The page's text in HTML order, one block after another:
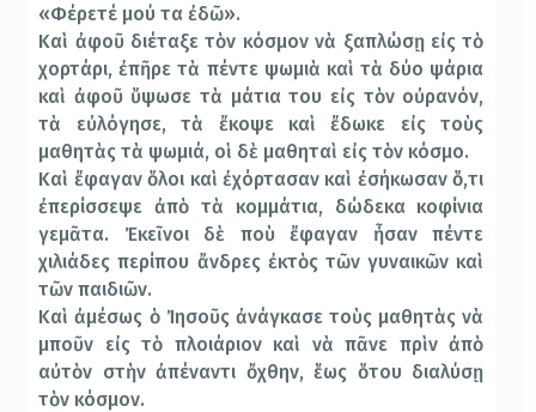
«Φέρετέ μού τα ἐδῶ».
Καὶ ἀφοῦ διέταξε τὸν κόσμον νὰ ξαπλώσῃ εἰς τὸ
χορτάρι, ἐπῆρε τὰ πέντε ψωμιὰ καὶ τὰ δύο ψάρια
καὶ ἀφοῦ ὕψωσε τὰ μάτια του εἰς τὸν οὐρανόν,
τὰ εὐλόγησε, τὰ ἔκοψε καὶ ἔδωκε εἰς τοὺς
μαθητὰς τὰ ψωμιά, οἱ δὲ μαθηταὶ εἰς τὸν κόσμο.
Καὶ ἔφαγαν ὅλοι καὶ ἐχόρτασαν καὶ ἐσήκωσαν ὅ,τι
ἐπερίσσεψε ἀπὸ τὰ κομμάτια, δώδεκα κοφίνια
γεμᾶτα. Ἐκεῖνοι δὲ ποὺ ἔφαγαν ἦσαν πέντε
χιλιάδες περίπου ἄνδρες ἐκτὸς τῶν γυναικῶν καὶ
τῶν παιδιῶν.
Καὶ ἀμέσως ὁ Ἰησοῦς ἀνάγκασε τοὺς μαθητὰς νὰ
μποῦν εἰς τὸ πλοιάριον καὶ νὰ πᾶνε πρὶν ἀπὸ
αὐτὸν στὴν ἀπέναντι ὄχθην, ἕως ὅτου διαλύσῃ
τὸν κόσμον.